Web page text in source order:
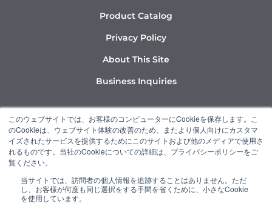
このウェブサイトでは、お客様のコンピューターにCookieを保存します。こ
のCookieは、ウェブサイト体験の改善のため、またより個人向けにカスタマ
イズされたサービスを提供するためにこのサイトおよび他のメディアで使用さ
れるものです。当社のCookieについての詳細は、プライバシーポリシーをご
覧ください。
当サイトでは、訪問者の個人情報を追跡することはありません。ただ
し、お客様が何度も同じ選択をする手間を省くために、小さなCookie
を使用しています。
Product Catalog
Privacy Policy
About This Site
Business Inquiries
Y
o
u
t
b
I
n
s
t
g
L
i
n
k
d
“NARUMI” is a member of the Ishizuka Glass Group.